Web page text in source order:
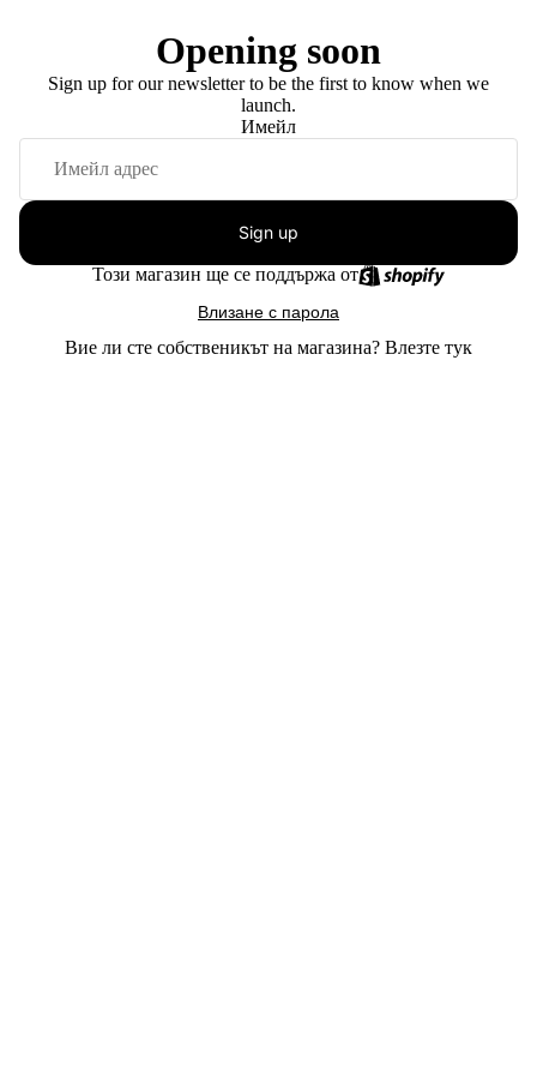
Opening soon
Sign up for our newsletter to be the first to know when we
launch.
Имейл
Sign up
Този магазин ще се поддържа от
Влизане с парола
Вие ли сте собственикът на магазина? Влезте тук